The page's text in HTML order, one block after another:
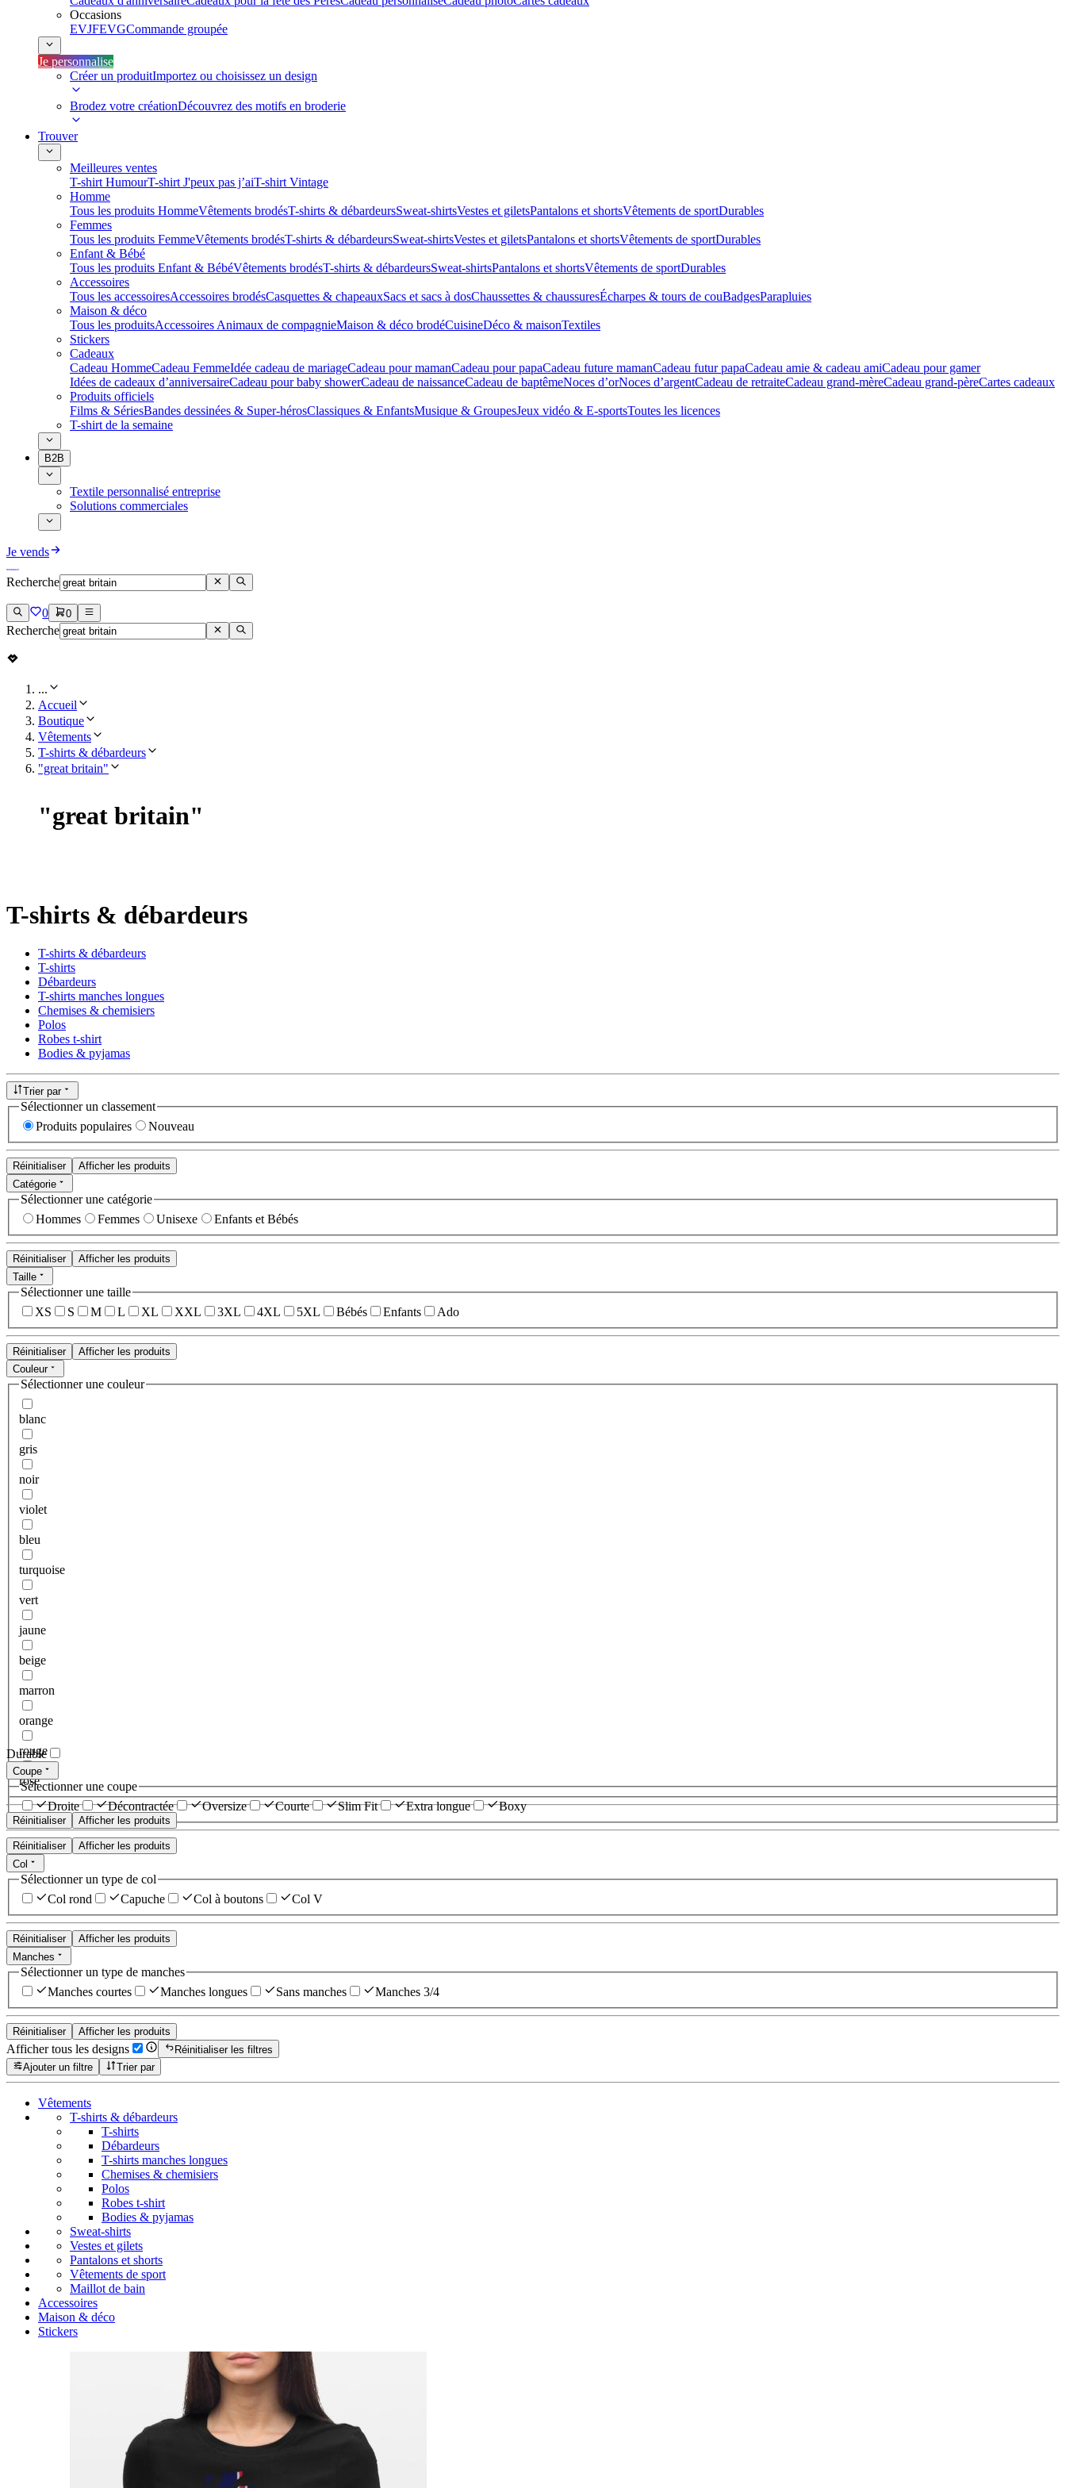
Occasions
EVJFEVGCommande groupée
Je personnalise
Créer un produitImportez ou choisissez un design
Brodez votre créationDécouvrez des motifs en broderie
Trouver
Meilleures ventes
T-shirt HumourT-shirt J'peux pas j’aiT-shirt Vintage
Homme
Tous les produits HommeVêtements brodésT-shirts & débardeursSweat-shirtsVestes et giletsPantalons et shortsVêtements de sportDurables
Femmes
Tous les produits FemmeVêtements brodésT-shirts & débardeursSweat-shirtsVestes et giletsPantalons et shortsVêtements de sportDurables
Enfant & Bébé
Tous les produits Enfant & BébéVêtements brodésT-shirts & débardeursSweat-shirtsPantalons et shortsVêtements de sportDurables
Accessoires
Tous les accessoiresAccessoires brodésCasquettes & chapeauxSacs et sacs à dosChaussettes & chaussuresÉcharpes & tours de couBadgesParapluies
Maison & déco
Tous les produitsAccessoires Animaux de compagnieMaison & déco brodéCuisineDéco & maisonTextiles
Stickers
Cadeaux
Cadeau HommeCadeau FemmeIdée cadeau de mariage​Cadeau pour mamanCadeau pour papaCadeau future mamanCadeau futur papaCadeau amie & cadeau amiCadeau pour gamer
Idées de cadeaux d’anniversaireCadeau pour baby showerCadeau de naissanceCadeau de baptêmeNoces d’orNoces d’argentCadeau de retraiteCadeau grand-mèreCadeau grand-pèreCartes cadeaux
Produits officiels
Films & SériesBandes dessinées & Super-hérosClassiques & EnfantsMusique & GroupesJeux vidéo & E-sportsToutes les licences
T-shirt de la semaine
B2B
Textile personnalisé entreprise
Solutions commerciales
Je vends
Recherche
0 0
Recherche
...
Accueil
Boutique
Vêtements
T-shirts & débardeurs
"great britain"
"great britain"
T-shirts & débardeurs
T-shirts & débardeurs
T-shirts
Débardeurs
T-shirts manches longues
Chemises & chemisiers
Polos
Robes t-shirt
Bodies & pyjamas
Trier par
Sélectionner un classement
Produits populaires
Nouveau
Réinitialiser
Afficher les produits
Catégorie
Sélectionner une catégorie
Hommes
Femmes Unisexe Enfants et Bébés
Réinitialiser
Afficher les produits
Taille
Sélectionner une taille
XS
S M L XL XXL 3XL 4XL 5XL Bébés Enfants Ado
Réinitialiser
Afficher les produits
Couleur
Sélectionner une couleur
blanc
gris
noir
violet
bleu
turquoise
vert
jaune
beige
marron
orange
rouge
rose
Réinitialiser Afficher les produits
Durable
Coupe
Sélectionner une coupe
Droite
Décontractée Oversize Courte Slim Fit Extra longue Boxy
Réinitialiser
Afficher les produits
Col
Sélectionner un type de col
Col rond
Capuche Col à boutons Col V
Réinitialiser
Afficher les produits
Manches
Sélectionner un type de manches
Manches courtes
Manches longues Sans manches Manches 3/4
Réinitialiser Afficher les produits
Afficher tous les designs
Réinitialiser les filtres
Ajouter un filtre
Trier par
Vêtements
T-shirts & débardeurs
T-shirts
Débardeurs
T-shirts manches longues
Chemises & chemisiers
Polos
Robes t-shirt
Bodies & pyjamas
Sweat-shirts
Vestes et gilets
Pantalons et shorts
Vêtements de sport
Maillot de bain
Accessoires
Maison & déco
Stickers